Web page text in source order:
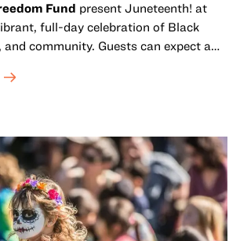
Fund present Juneteenth! at
full-day celebration of Black
community. Guests can expect a
pushing artists, delicious offerings
in celebration of Black culture.